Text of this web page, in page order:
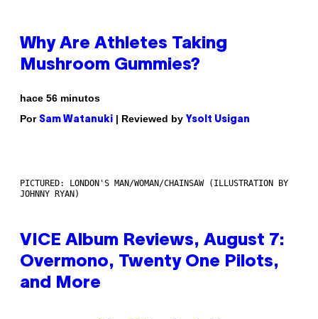
Why Are Athletes Taking
Mushroom Gummies?
hace 56 minutos
Por Sam Watanuki | Reviewed by Ysolt Usigan
PICTURED: LONDON'S MAN/WOMAN/CHAINSAW (ILLUSTRATION BY
JOHNNY RYAN)
VICE Album Reviews, August 7:
Overmono, Twenty One Pilots,
and More